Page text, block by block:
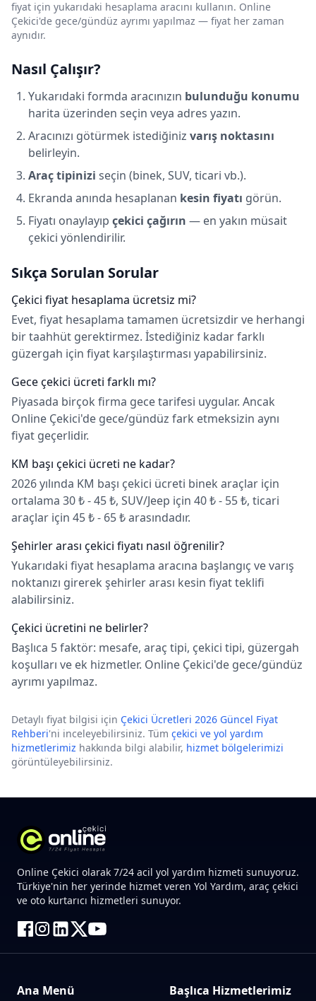
fiyat için yukarıdaki hesaplama aracını kullanın. Online
Çekici'de gece/gündüz ayrımı yapılmaz — fiyat her zaman
aynıdır.
Nasıl Çalışır?
Yukarıdaki formda aracınızın bulunduğu konumu
harita üzerinden seçin veya adres yazın.
Aracınızı götürmek istediğiniz varış noktasını
belirleyin.
Araç tipinizi seçin (binek, SUV, ticari vb.).
Ekranda anında hesaplanan kesin fiyatı görün.
Fiyatı onaylayıp çekici çağırın — en yakın müsait
çekici yönlendirilir.
Sıkça Sorulan Sorular
Çekici fiyat hesaplama ücretsiz mi?
Evet, fiyat hesaplama tamamen ücretsizdir ve herhangi
bir taahhüt gerektirmez. İstediğiniz kadar farklı
güzergah için fiyat karşılaştırması yapabilirsiniz.
Gece çekici ücreti farklı mı?
Piyasada birçok firma gece tarifesi uygular. Ancak
Online Çekici'de gece/gündüz fark etmeksizin aynı
fiyat geçerlidir.
KM başı çekici ücreti ne kadar?
2026 yılında KM başı çekici ücreti binek araçlar için
ortalama 30 ₺ - 45 ₺, SUV/Jeep için 40 ₺ - 55 ₺, ticari
araçlar için 45 ₺ - 65 ₺ arasındadır.
Şehirler arası çekici fiyatı nasıl öğrenilir?
Yukarıdaki fiyat hesaplama aracına başlangıç ve varış
noktanızı girerek şehirler arası kesin fiyat teklifi
alabilirsiniz.
Çekici ücretini ne belirler?
Başlıca 5 faktör: mesafe, araç tipi, çekici tipi, güzergah
koşulları ve ek hizmetler. Online Çekici'de gece/gündüz
ayrımı yapılmaz.
Detaylı fiyat bilgisi için Çekici Ücretleri 2026 Güncel Fiyat
Rehberi'ni inceleyebilirsiniz. Tüm çekici ve yol yardım
hizmetlerimiz hakkında bilgi alabilir, hizmet bölgelerimizi
görüntüleyebilirsiniz.
Online Çekici olarak 7/24 acil yol yardım hizmeti sunuyoruz.
Türkiye'nin her yerinde hizmet veren Yol Yardım, araç çekici
ve oto kurtarıcı hizmetleri sunuyor.
Ana Menü Başlıca Hizmetlerimiz